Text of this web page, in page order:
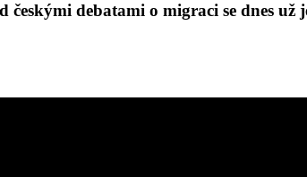
českými debatami o migraci se dnes už